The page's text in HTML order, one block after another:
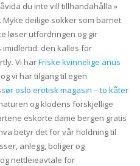
du inte vill tillhandahålla »
deilige sokker som barnet
løser utfordringen og gir
imidlertid: den kalles for
Vi harFriske kvinnelige anus
vi har tilgang til egen
oslo erotisk magasin – to kåter
og klodens forskjellige
eskorte dame bergen gratis
betyr det for vår holdning til
anlegg, boliger og
nettleieavtale for